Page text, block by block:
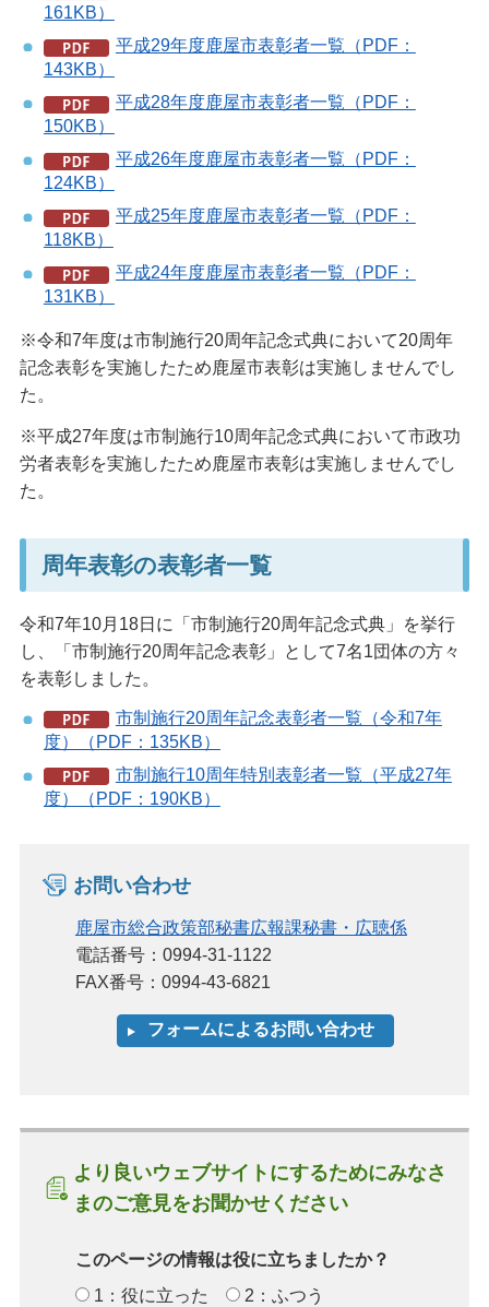
161KB）
平成29年度鹿屋市表彰者一覧（PDF：
143KB）
平成28年度鹿屋市表彰者一覧（PDF：
150KB）
平成26年度鹿屋市表彰者一覧（PDF：
124KB）
平成25年度鹿屋市表彰者一覧（PDF：
118KB）
平成24年度鹿屋市表彰者一覧（PDF：
131KB）
※令和7年度は市制施行20周年記念式典において20周年
記念表彰を実施したため鹿屋市表彰は実施しませんでし
た。
※平成27年度は市制施行10周年記念式典において市政功
労者表彰を実施したため鹿屋市表彰は実施しませんでし
た。
周年表彰の表彰者一覧
令和7年10月18日に「市制施行20周年記念式典」を挙行
し、「市制施行20周年記念表彰」として7名1団体の方々
を表彰しました。
市制施行20周年記念表彰者一覧（令和7年
度）（PDF：135KB）
市制施行10周年特別表彰者一覧（平成27年
度）（PDF：190KB）
お問い合わせ
鹿屋市総合政策部秘書広報課秘書・広聴係
電話番号：0994-31-1122
FAX番号：0994-43-6821
より良いウェブサイトにするためにみなさ
まのご意見をお聞かせください
このページの情報は役に立ちましたか？
1：役に立った
2：ふつう